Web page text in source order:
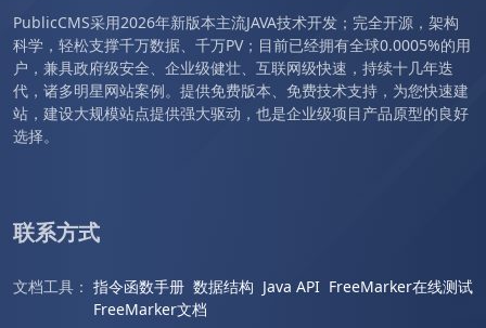
PublicCMS采用2026年新版本主流JAVA技术开发；完全开源，架构
科学，轻松支撑千万数据、千万PV；目前已经拥有全球0.0005%的用
户，兼具政府级安全、企业级健壮、互联网级快速，持续十几年迭
代，诸多明星网站案例。提供免费版本、免费技术支持，为您快速建
站，建设大规模站点提供强大驱动，也是企业级项目产品原型的良好
选择。
联系方式
文档工具： 指令函数手册 数据结构 Java API FreeMarker在线测试
FreeMarker文档